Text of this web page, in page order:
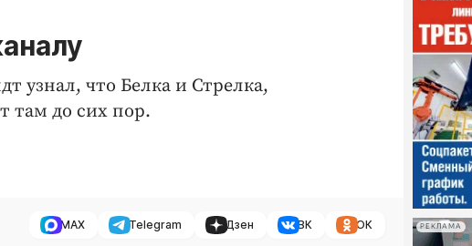
узнал, что Белка и Стрелка,
там до сих пор.
MAX Telegram Дзен ВК ОК РЕКЛАМА